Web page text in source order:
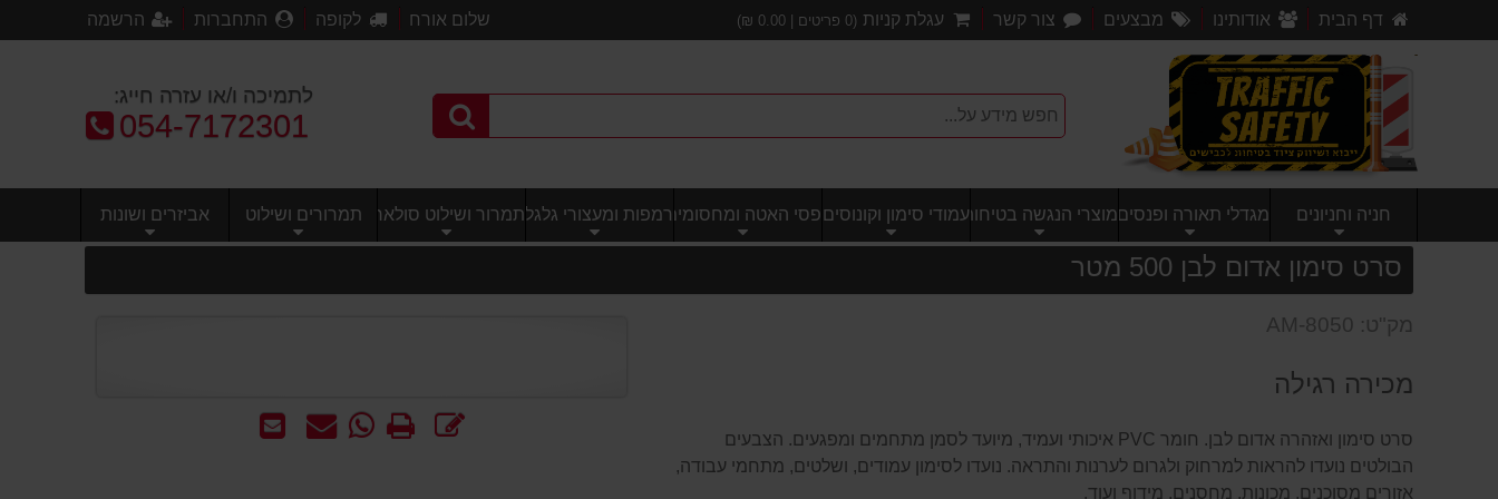
דף הבית אודותינו מבצעים צור קשר עגלת קניות (
0 פריטים | 0.00
₪) שלום אורח לקופה התחברות הרשמה
לתמיכה ו/או עזרה חייג:
טלפון:
054-7172301
חניה וחניונים מגדלי תאורה ופנסיםמוצרי הנגשה בטיחותיעמודי סימון וקונוסיםפסי האטה ומחסומיםרמפות ומעצורי גלגלתמרור ושילוט סולארי תמרורים ושילוט אביזרים ושונות
סרט סימון אדום לבן 500 מטר
שלח
שאל WhatsApp
הדפס
מק"ט: AM-8050
מכירה רגילה
סרט סימון ואזהרה אדום לבן. חומר PVC איכותי ועמיד, מיועד לסמן מתחמים ומפגעים. הצבעים
הבולטים נועדו להראות למרחוק ולגרום לערנות והתראה. נועדו לסימון עמודים, ושלטים, מתחמי עבודה,
אזורים מסוכנים, מכונות, מחסנים, מידוף ועוד.